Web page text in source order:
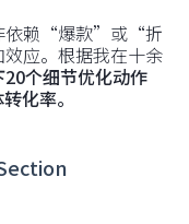
依赖“爆款”或“折
应。根据我在十余
20个细节优化动作
化率。